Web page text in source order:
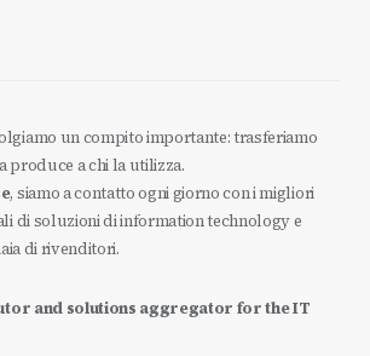
un compito importante: trasferiamo
produce a chi la utilizza.
, siamo a contatto ogni giorno con i migliori
di soluzioni di information technology e
di rivenditori.
and solutions aggregator for the IT